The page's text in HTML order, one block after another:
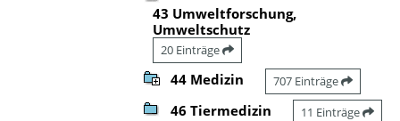
43 Umweltforschung,
Umweltschutz
20 Einträge
44 Medizin 707 Einträge
46 Tiermedizin 11 Einträge